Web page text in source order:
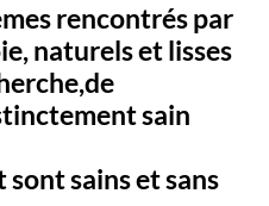
rencontrés par
naturels et lisses
sain
sains et sans